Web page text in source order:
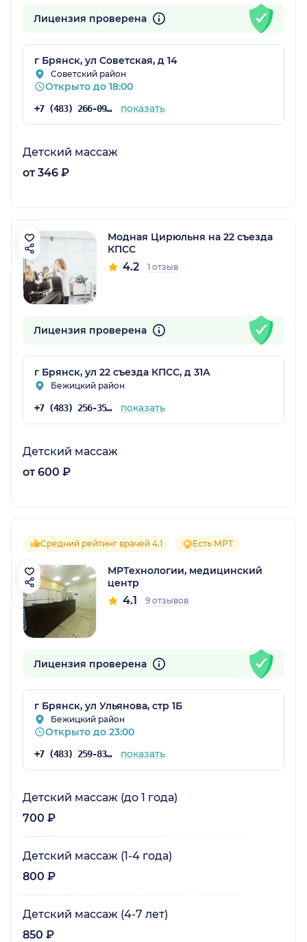
Лицензия проверена
г Брянск, ул Советская, д 14
Советский район
Открыто до 18:00
+7 (483) 266-09-95 показать
Детский массаж
от 346 ₽
Модная Цирюльня на 22 съезда
КПСС
4.2 1 отзыв
Лицензия проверена
г Брянск, ул 22 съезда КПСС, д 31А
Бежицкий район
+7 (483) 256-35-80 показать
Детский массаж
от 600 ₽
Средний рейтинг врачей 4.1 Есть МРТ
МРТехнологии, медицинский
центр
4.1 9 отзывов
Лицензия проверена
г Брянск, ул Ульянова, стр 1Б
Бежицкий район
Открыто до 23:00
+7 (483) 259-83-59 показать
Детский массаж (до 1 года)
700 ₽
Детский массаж (1-4 года)
800 ₽
Детский массаж (4-7 лет)
850 ₽